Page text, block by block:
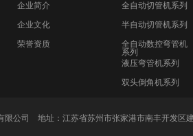
企业简介
企业文化
荣誉资质
全自动切管机系列
半自动切管机系列
全自动数控弯管机
系列
液压弯管机系列
双头倒角机系列
限公司 地址：江苏省苏州市张家港市南丰开发区